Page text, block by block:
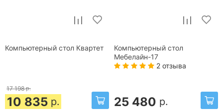
Компьютерный стол Квартет
17 198 р.
10 835 р.
Компьютерный стол
Мебелайн-17
2 отзыва
25 480 р.